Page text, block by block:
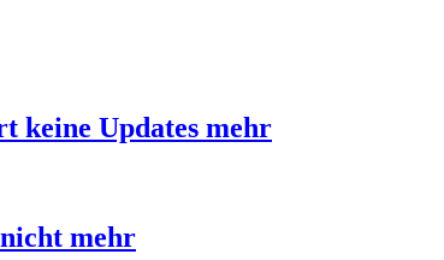
keine Updates mehr
mehr